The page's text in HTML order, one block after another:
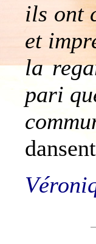
ils ont
et
la
pari
dansent